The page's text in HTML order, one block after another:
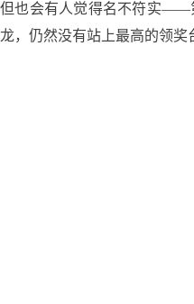
但也会有人觉得名不符实——
龙，仍然没有站上最高的领